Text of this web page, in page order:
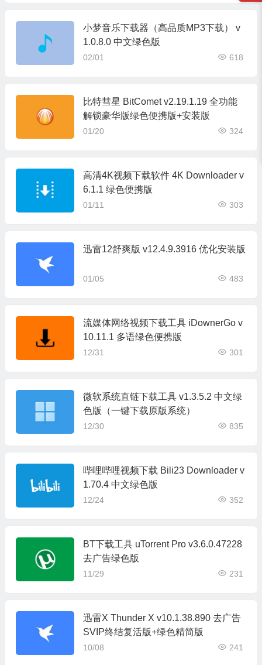
小梦音乐下载器（高品质MP3下载） v
1.0.8.0 中文绿色版
02/01 618
比特彗星 BitComet v2.19.1.19 全功能
解锁豪华版绿色便携版+安装版
01/20 324
高清4K视频下载软件 4K Downloader v
6.1.1 绿色便携版
01/11 303
迅雷12舒爽版 v12.4.9.3916 优化安装版
01/05 483
流媒体网络视频下载工具 iDownerGo v
10.11.1 多语绿色便携版
12/31 301
微软系统直链下载工具 v1.3.5.2 中文绿
色版（一键下载原版系统）
12/30 835
哔哩哔哩视频下载 Bili23 Downloader v
1.70.4 中文绿色版
12/24 352
BT下载工具 uTorrent Pro v3.6.0.47228
去广告绿色版
11/29 231
迅雷X Thunder X v10.1.38.890 去广告
SVIP终结复活版+绿色精简版
10/08 241